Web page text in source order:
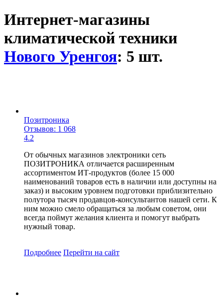
Интернет-магазины
климатической техники
Нового Уренгоя: 5 шт.
Позитроника
Отзывов: 1 068
4.2
От обычных магазинов электроники сеть
ПОЗИТРОНИКА отличается расширенным
ассортиментом ИТ-продуктов (более 15 000
наименований товаров есть в наличии или доступны на
заказ) и высоким уровнем подготовки приблизительно
полутора тысяч продавцов-консультантов нашей сети. К
ним можно смело обращаться за любым советом, они
всегда поймут желания клиента и помогут выбрать
нужный товар.
Подробнее Перейти на сайт